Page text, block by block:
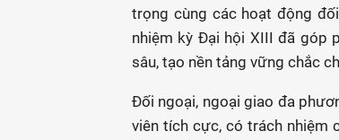
trọng cùng các hoạt động
nhiệm kỳ Đại hội XIII đã góp
sâu, tạo nền tảng vững chắc
Đối ngoại, ngoại giao đa
viên tích cực, có trách nhiệm